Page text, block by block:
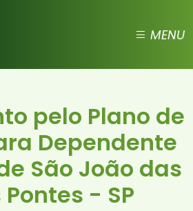
MENU
pelo Plano de
Dependente
São João das
- SP